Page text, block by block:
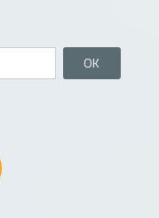
Rechercher :